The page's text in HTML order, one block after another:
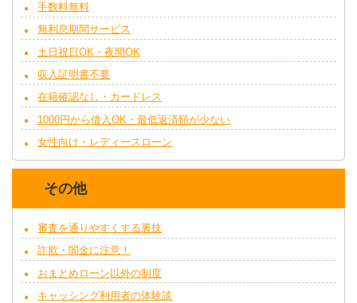
手数料無料
無利息期間サービス
土日祝日OK・夜間OK
収入証明書不要
在籍確認なし・カードレス
1000円から借入OK・最低返済額が少ない
女性向け・レディースローン
その他
審査を通りやすくする裏技
詐欺・闇金に注意！
おまとめローン以外の制度
キャッシング利用者の体験談